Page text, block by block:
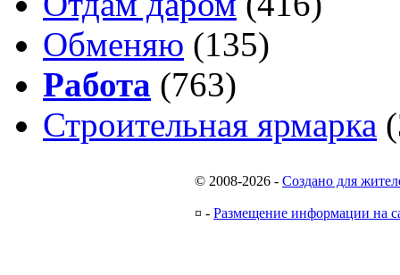
Обменяю (135)
Работа (763)
Строительная ярмарка
© 2008-2026 - Создано для
¤ - Размещение информации на